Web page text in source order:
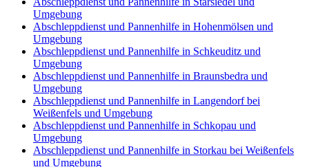
Umgebung
Abschleppdienst und Pannenhilfe in Hohenmölsen und
Umgebung
Abschleppdienst und Pannenhilfe in Schkeuditz und
Umgebung
Abschleppdienst und Pannenhilfe in Braunsbedra und
Umgebung
Abschleppdienst und Pannenhilfe in Langendorf bei
Weißenfels und Umgebung
Abschleppdienst und Pannenhilfe in Schkopau und
Umgebung
Abschleppdienst und Pannenhilfe in Storkau bei Weißenfels
und Umgebung